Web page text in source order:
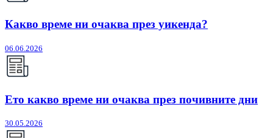
Какво време ни очаква през уикенда?
06.06.2026
Ето какво време ни очаква през почивните дни
30.05.2026